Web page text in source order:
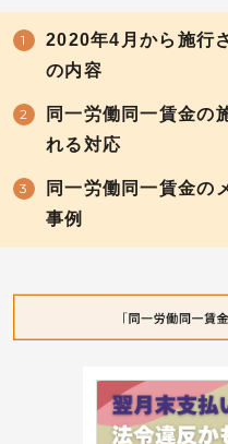
2020年4月から施行
の内容
同一労働同一賃金の
れる対応
同一労働同一賃金の
事例